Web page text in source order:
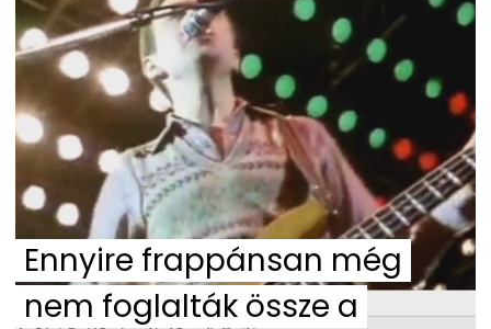
Ennyire frappánsan még
nem foglalták össze a